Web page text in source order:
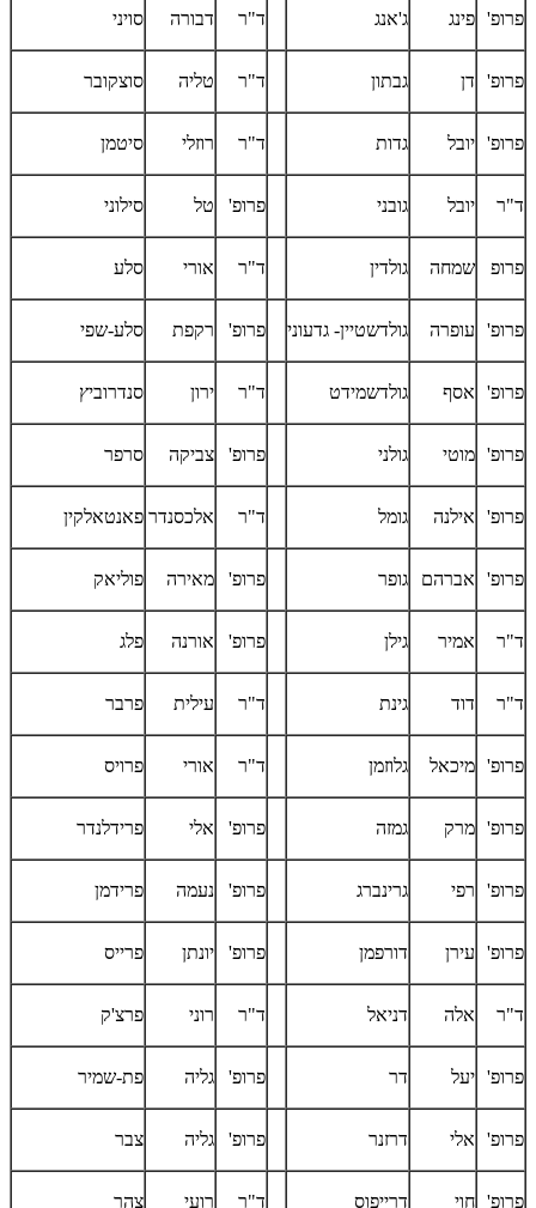
פרופ' פינג ג'אנג ד"ר דבורה סויני
פרופ' דן גבתון ד"ר טליה סוצקובר
פרופ' יובל גדות ד"ר רוזלי סיטמן
ד"ר יובל גובני פרופ' טל סילוני
פרופ שמחה גולדין ד"ר אורי סלע
פרופ' עופרה גולדשטיין- גדעוני פרופ' רקפת סלע-שפי
פרופ' אסף גולדשמידט ד"ר ירון סנדרוביץ
פרופ' מוטי גולני פרופ' צביקה סרפר
פרופ' אילנה גומל ד"ר אלכסנדר פאנטאלקין
פרופ' אברהם גופר פרופ' מאירה פוליאק
ד"ר אמיר גילן פרופ' אורנה פלג
ד"ר דוד גינת ד"ר עילית פרבר
פרופ' מיכאל גלוזמן ד"ר אורי פרויס
פרופ' מרק גמזה פרופ' אלי פרידלנדר
פרופ' רפי גרינברג פרופ' נעמה פרידמן
פרופ' עירן דורפמן פרופ' יונתן פרייס
ד"ר אלה דניאל ד"ר רוני פרצ'ק
פרופ' יעל דר פרופ' גליה פת-שמיר
פרופ' אלי דרזנר פרופ' גליה צבר
פרופ' חוי דרייפוס ד"ר רועי צהר